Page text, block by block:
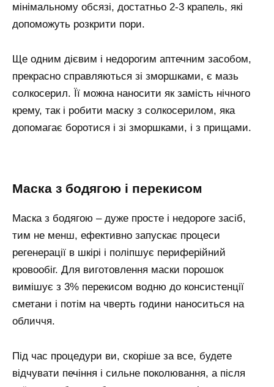
мінімальному обсязі, достатньо 2-3 крапель, які
допоможуть розкрити пори.
Ще одним дієвим і недорогим аптечним засобом,
прекрасно справляються зі зморшками, є мазь
солкосерил. Її можна наносити як замість нічного
крему, так і робити маску з солкосерилом, яка
допомагає боротися і зі зморшками, і з прищами.
маска з бодягою і перекисом
Маска з бодягою – дуже просте і недороге засіб,
тим не менш, ефективно запускає процеси
регенерації в шкірі і поліпшує периферійний
кровообіг. Для виготовлення маски порошок
вимішує з 3% перекисом водню до консистенції
сметани і потім на чверть години наноситься на
обличчя.
Під час процедури ви, скоріше за все, будете
відчувати печіння і сильне поколювання, а після